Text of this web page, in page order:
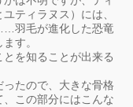
ティラヌス）には、
羽毛が進化した恐竜
す。
を知ることが出来る
たので、大きな骨格
この部分にはこんな